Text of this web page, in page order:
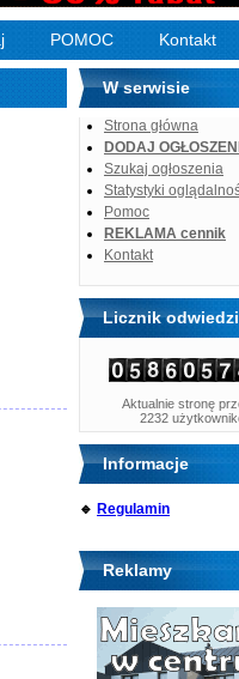
POMOC Kontakt
W serwisie
Strona główna
DODAJ
Szukaj ogłoszenia
Statystyki
Pomoc
REKLAMA cennik
Kontakt
Licznik
Aktualnie stronę
2232
Informacje
🔹 Regulamin
Reklamy